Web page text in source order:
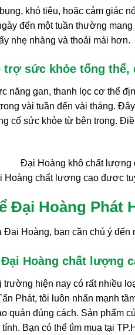
khó tiêu, hoặc cảm giác
đến một tuần thường
nhẹ nhàng và thoải mái hơn.
trợ sức khỏe tổng thể,
năng gan, thanh lọc cơ thể
vài tuần đến vài tháng.
cố sức khỏe từ bên trong.
Hoàng chất lượng cao được
Đại Hoàng Phát
Hoàng, bạn cần chú ý đến
Hoàng chất lượng
trường hiện nay có rất nhiều
Phát, tôi luôn nhấn mạnh
quản đúng cách. Sản phẩm
Bạn có thể tìm mua tại